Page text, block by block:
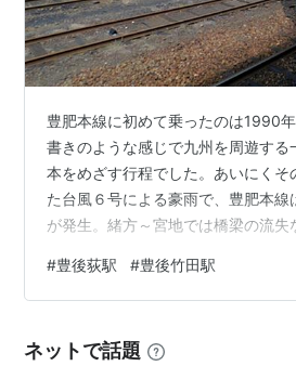
豊肥本線に初めて乗ったのは1990
書きのような感じで九州を周遊する
本をめざす行程でした。あいにくそ
た台風６号による豪雨で、豊肥本線
が発生。緒方～宮地では橋梁の流失
不通区間の各駅に一応寄るため、そ
と考えられなくもないですが、列車
のは宿願だった訳で、今回ようやく
#豊後荻駅 #豊後竹田駅
ネットで話題